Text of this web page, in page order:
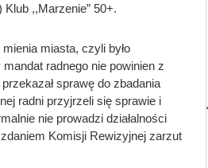
,,Marzenie” 50+.
miasta, czyli było
radnego nie powinien z
sprawę do zbadania
radni przyjrzeli się sprawie i
nie prowadzi działalności
Komisji Rewizyjnej zarzut